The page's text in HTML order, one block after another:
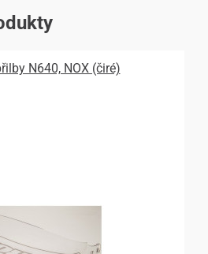
N640, NOX (čiré)